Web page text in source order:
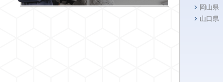
岡山県
山口県